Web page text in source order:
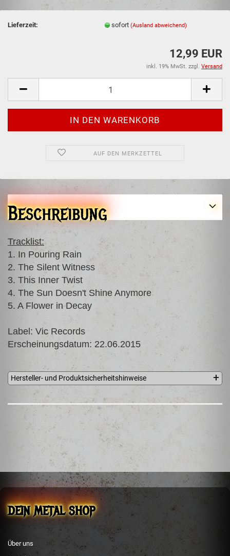
Lieferzeit: sofort(Ausland abweichend)
12,99 EUR
inkl. 19% MwSt. zzgl. Versand
AUF DEN MERKZETTEL
Beschreibung
Tracklist:
1. In Pouring Rain
2. The Silent Witness
3. This Inner Twist
4. The Sun Doesn't Shine Anymore
5. A Flower in Decay
Label: Vic Records
Erscheinungsdatum: 22.06.2015
Hersteller- und Produktsicherheitshinweise
Vic Records and Music Publishing B.V.
PO Box 679
Zeist, 3700 AR
info@vicrecords.com
DEIN METAL SHOP
Über uns